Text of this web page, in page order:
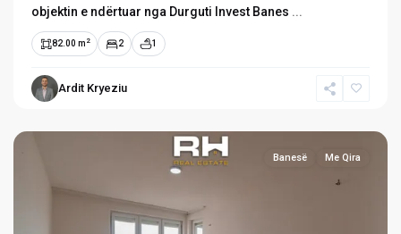
objektin e ndërtuar nga Durguti Invest Banes ...
82.00 m 2 2 1
Ardit Kryeziu
Tophane,
Banesë Me Qira